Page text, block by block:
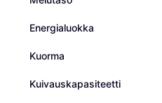
Energialuokka
Kuorma
Kuivauskapasiteetti